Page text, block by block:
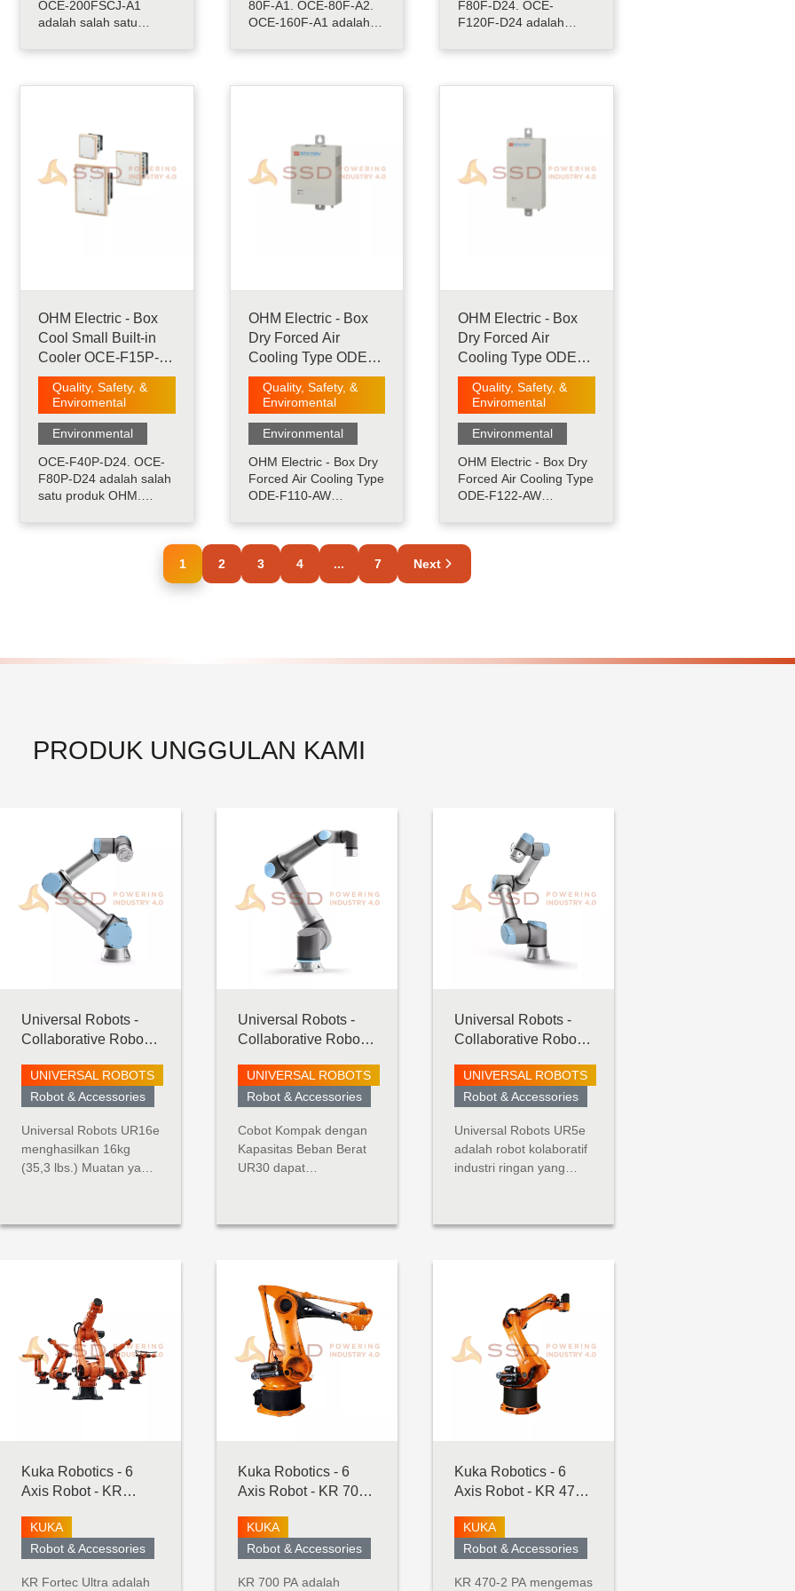
OCE-200FSCJ-A1
adalah salah satu
metode pendinginan
BOXCOOL telah
dan rendah kebisingan
yang sulit dengan
pendingin yang
digunakan kompresor
konvensional. .....
80F-A1. OCE-80F-A2.
OCE-160F-A1 adalah
Dengan metode
digunakan Peltier,
sistem yang kompak
dan rendah kebisingan
yang sulit dengan
pendingin yang
digunakan kompres.....
F80F-D24. OCE-
F120F-D24 adalah
Dengan metode
digunakan Peltier,
sistem yang kompak
dan rendah kebisingan
yang sulit dengan
digunakan kompresor
OHM Electric - Box
Cool Small Built-in
Cooler OCE-F15P-
D12. OCE-F40P-
D24. OCE-F80P-D24
Quality, Safety, &
Enviromental
Environmental
OCE-F40P-D24. OCE-
F80P-D24 adalah salah
satu produk OHM.
pendinginan yang
digunakan kompresor
OHM Electric - Box
Dry Forced Air
Cooling Type ODE-
F110-AW
Quality, Safety, &
Enviromental
Environmental
OHM Electric - Box Dry
Forced Air Cooling Type
ODE-F110-AW
yang dilengkapi dengan
motor kipas, model ini
menyebabkan
pendinginan udara
tingkat kelembaban......
OHM Electric - Box
Dry Forced Air
Cooling Type ODE-
F122-AW
Quality, Safety, &
Enviromental
Environmental
OHM Electric - Box Dry
Forced Air Cooling Type
ODE-F122-AW
yang dilengkapi dengan
motor kipas, model ini
pendinginan udara
tingkat kelembaban......
1 2 3 4 ... 7 Next
PRODUK UNGGULAN KAMI
Universal Robots -
Collaborative Robot -
UNIVERSAL ROBOTS
Robot & Accessories
Universal Robots UR16e
menghasilkan 16kg
(35,3 lbs.) Muatan yang
ideal untuk digunakan
dan aplikasi penggerak
sekrup dan mur. Robot
pembangkit tenaga...
Universal Robots -
Collaborative Robot -
UNIVERSAL ROBOTS
Robot & Accessories
Cobot Kompak dengan
Kapasitas Beban Berat
UR30 dapat
mempertahankan
angkat 30 kg dan
jangkauan 1300 mm,
robot ini dapat
menangani mesin yang
lebih besar,
mempaletka...
Universal Robots -
Collaborative Robot -
UNIVERSAL ROBOTS
Robot & Accessories
Universal Robots UR5e
adalah robot kolaboratif
industri ringan yang
(hingga 5 kg). Robot
fleksibilitas dan
kemampuan
beradaptasi. UR5e
dirancang untuk
integrasi tanpa bat...
Kuka Robotics - 6
Axis Robot - KR
KUKA
Robot & Accessories
KR Fortec Ultra adalah
Kuka Robotics - 6
Axis Robot - KR 700
KUKA
Robot & Accessories
KR 700 PA adalah
Kuka Robotics - 6
Axis Robot - KR 470-
KUKA
Robot & Accessories
KR 470-2 PA mengemas